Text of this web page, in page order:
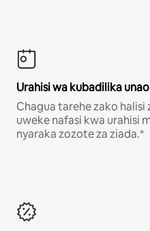
Urahisi wa kubadilika
Chagua tarehe zako halisi
uweke nafasi kwa urahisi
nyaraka zozote za ziada.*